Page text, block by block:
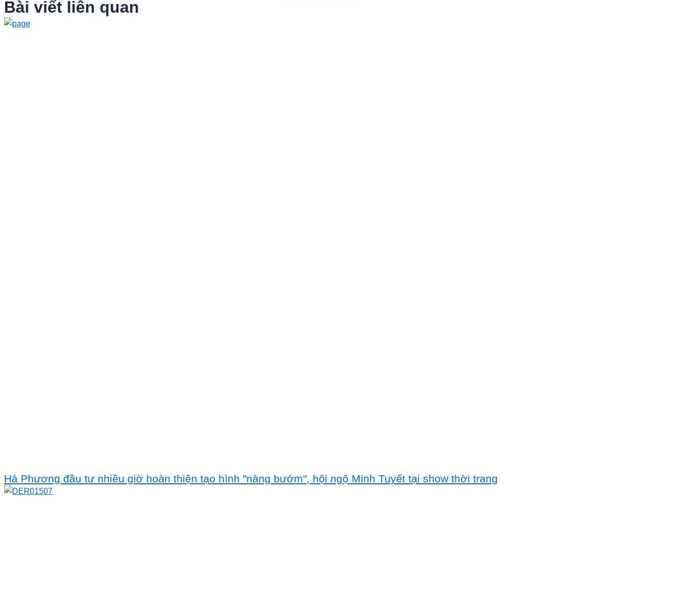
Bài viết liên quan
Hà Phương đầu tư nhiều giờ hoàn thiện tạo hình "nàng bướm", hội ngộ Minh Tuyết tại show thời trang